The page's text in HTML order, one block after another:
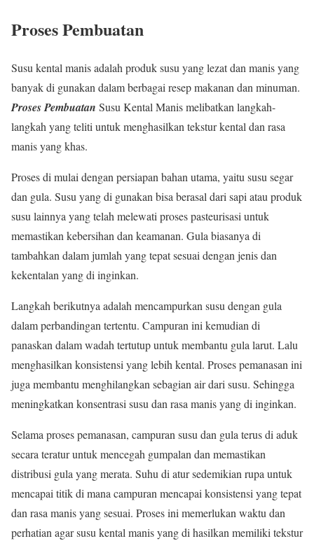
Proses Pembuatan
Susu kental manis adalah produk susu yang lezat dan manis yang
banyak di gunakan dalam berbagai resep makanan dan minuman.
Proses Pembuatan Susu Kental Manis melibatkan langkah-
langkah yang teliti untuk menghasilkan tekstur kental dan rasa
manis yang khas.
Proses di mulai dengan persiapan bahan utama, yaitu susu segar
dan gula. Susu yang di gunakan bisa berasal dari sapi atau produk
susu lainnya yang telah melewati proses pasteurisasi untuk
memastikan kebersihan dan keamanan. Gula biasanya di
tambahkan dalam jumlah yang tepat sesuai dengan jenis dan
kekentalan yang di inginkan.
Langkah berikutnya adalah mencampurkan susu dengan gula
dalam perbandingan tertentu. Campuran ini kemudian di
panaskan dalam wadah tertutup untuk membantu gula larut. Lalu
menghasilkan konsistensi yang lebih kental. Proses pemanasan ini
juga membantu menghilangkan sebagian air dari susu. Sehingga
meningkatkan konsentrasi susu dan rasa manis yang di inginkan.
Selama proses pemanasan, campuran susu dan gula terus di aduk
secara teratur untuk mencegah gumpalan dan memastikan
distribusi gula yang merata. Suhu di atur sedemikian rupa untuk
mencapai titik di mana campuran mencapai konsistensi yang tepat
dan rasa manis yang sesuai. Proses ini memerlukan waktu dan
perhatian agar susu kental manis yang di hasilkan memiliki tekstur